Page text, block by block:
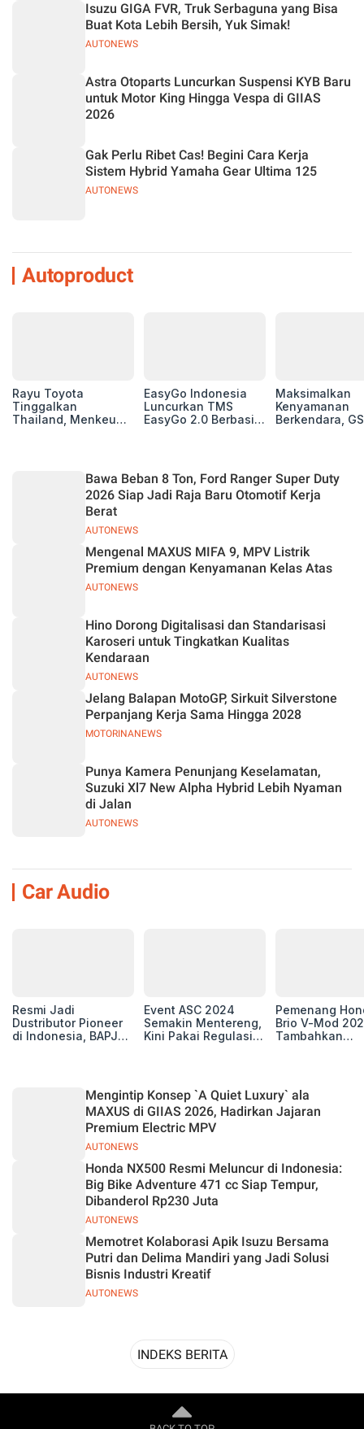
AUTONEWS
Isuzu GIGA FVR, Truk Serbaguna yang Bisa
Buat Kota Lebih Bersih, Yuk Simak!
Astra Otoparts Luncurkan Suspensi KYB Baru
untuk Motor King Hingga Vespa di GIIAS
2026
AUTONEWS
Gak Perlu Ribet Cas! Begini Cara Kerja
Sistem Hybrid Yamaha Gear Ultima 125
Autoproduct
Rayu Toyota
Tinggalkan
Thailand, Menkeu
Basis Produksi
EasyGo Indonesia
Luncurkan TMS
EasyGo 2.0 Berbasis
Maksimalkan
Kenyamanan
Berkendara,
2026
AUTONEWS
Bawa Beban 8 Ton, Ford Ranger Super Duty
2026 Siap Jadi Raja Baru Otomotif Kerja
Berat
AUTONEWS
Mengenal MAXUS MIFA 9, MPV Listrik
Premium dengan Kenyamanan Kelas Atas
AUTONEWS
Hino Dorong Digitalisasi dan Standarisasi
Karoseri untuk Tingkatkan Kualitas
Kendaraan
MOTORINANEWS
Jelang Balapan MotoGP, Sirkuit Silverstone
Perpanjang Kerja Sama Hingga 2028
AUTONEWS
Punya Kamera Penunjang Keselamatan,
Suzuki Xl7 New Alpha Hybrid Lebih Nyaman
di Jalan
Car Audio
Resmi Jadi
Dustributor Pioneer
di Indonesia, BAPJ
Event ASC 2024
Semakin Mentereng,
Kini Pakai Regulasi
Pemenang
Brio V-Mod
Tambahkan
AUTONEWS
Mengintip Konsep `A Quiet Luxury` ala
MAXUS di GIIAS 2026, Hadirkan Jajaran
Premium Electric MPV
AUTONEWS
Honda NX500 Resmi Meluncur di Indonesia:
Big Bike Adventure 471 cc Siap Tempur,
Dibanderol Rp230 Juta
AUTONEWS
Memotret Kolaborasi Apik Isuzu Bersama
Putri dan Delima Mandiri yang Jadi Solusi
Bisnis Industri Kreatif
INDEKS BERITA